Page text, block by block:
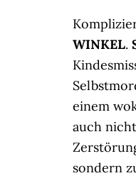
WINKEL.
einem
auch
sondern